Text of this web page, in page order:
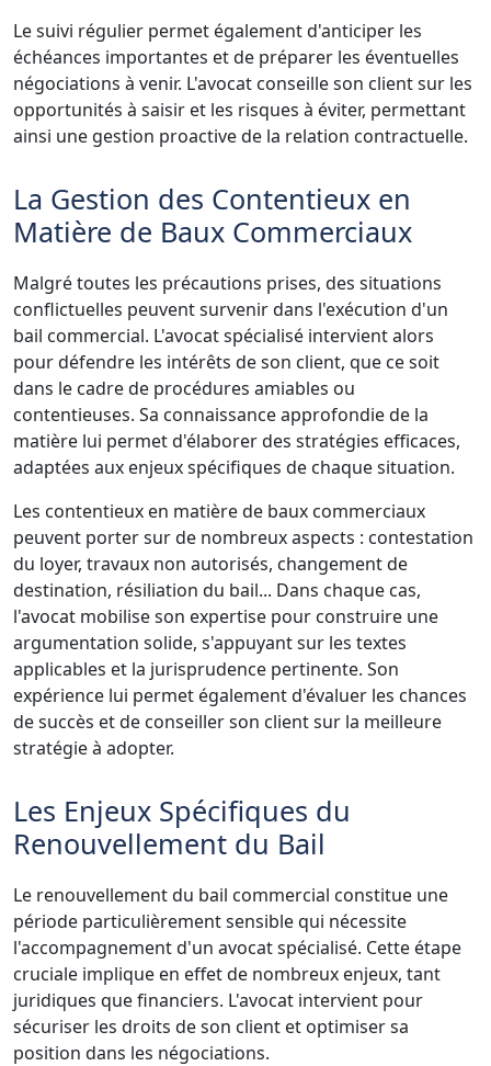
Le suivi régulier permet également d'anticiper les
échéances importantes et de préparer les éventuelles
négociations à venir. L'avocat conseille son client sur les
opportunités à saisir et les risques à éviter, permettant
ainsi une gestion proactive de la relation contractuelle.
La Gestion des Contentieux en
Matière de Baux Commerciaux
Malgré toutes les précautions prises, des situations
conflictuelles peuvent survenir dans l'exécution d'un
bail commercial. L'avocat spécialisé intervient alors
pour défendre les intérêts de son client, que ce soit
dans le cadre de procédures amiables ou
contentieuses. Sa connaissance approfondie de la
matière lui permet d'élaborer des stratégies efficaces,
adaptées aux enjeux spécifiques de chaque situation.
Les contentieux en matière de baux commerciaux
peuvent porter sur de nombreux aspects : contestation
du loyer, travaux non autorisés, changement de
destination, résiliation du bail... Dans chaque cas,
l'avocat mobilise son expertise pour construire une
argumentation solide, s'appuyant sur les textes
applicables et la jurisprudence pertinente. Son
expérience lui permet également d'évaluer les chances
de succès et de conseiller son client sur la meilleure
stratégie à adopter.
Les Enjeux Spécifiques du
Renouvellement du Bail
Le renouvellement du bail commercial constitue une
période particulièrement sensible qui nécessite
l'accompagnement d'un avocat spécialisé. Cette étape
cruciale implique en effet de nombreux enjeux, tant
juridiques que financiers. L'avocat intervient pour
sécuriser les droits de son client et optimiser sa
position dans les négociations.